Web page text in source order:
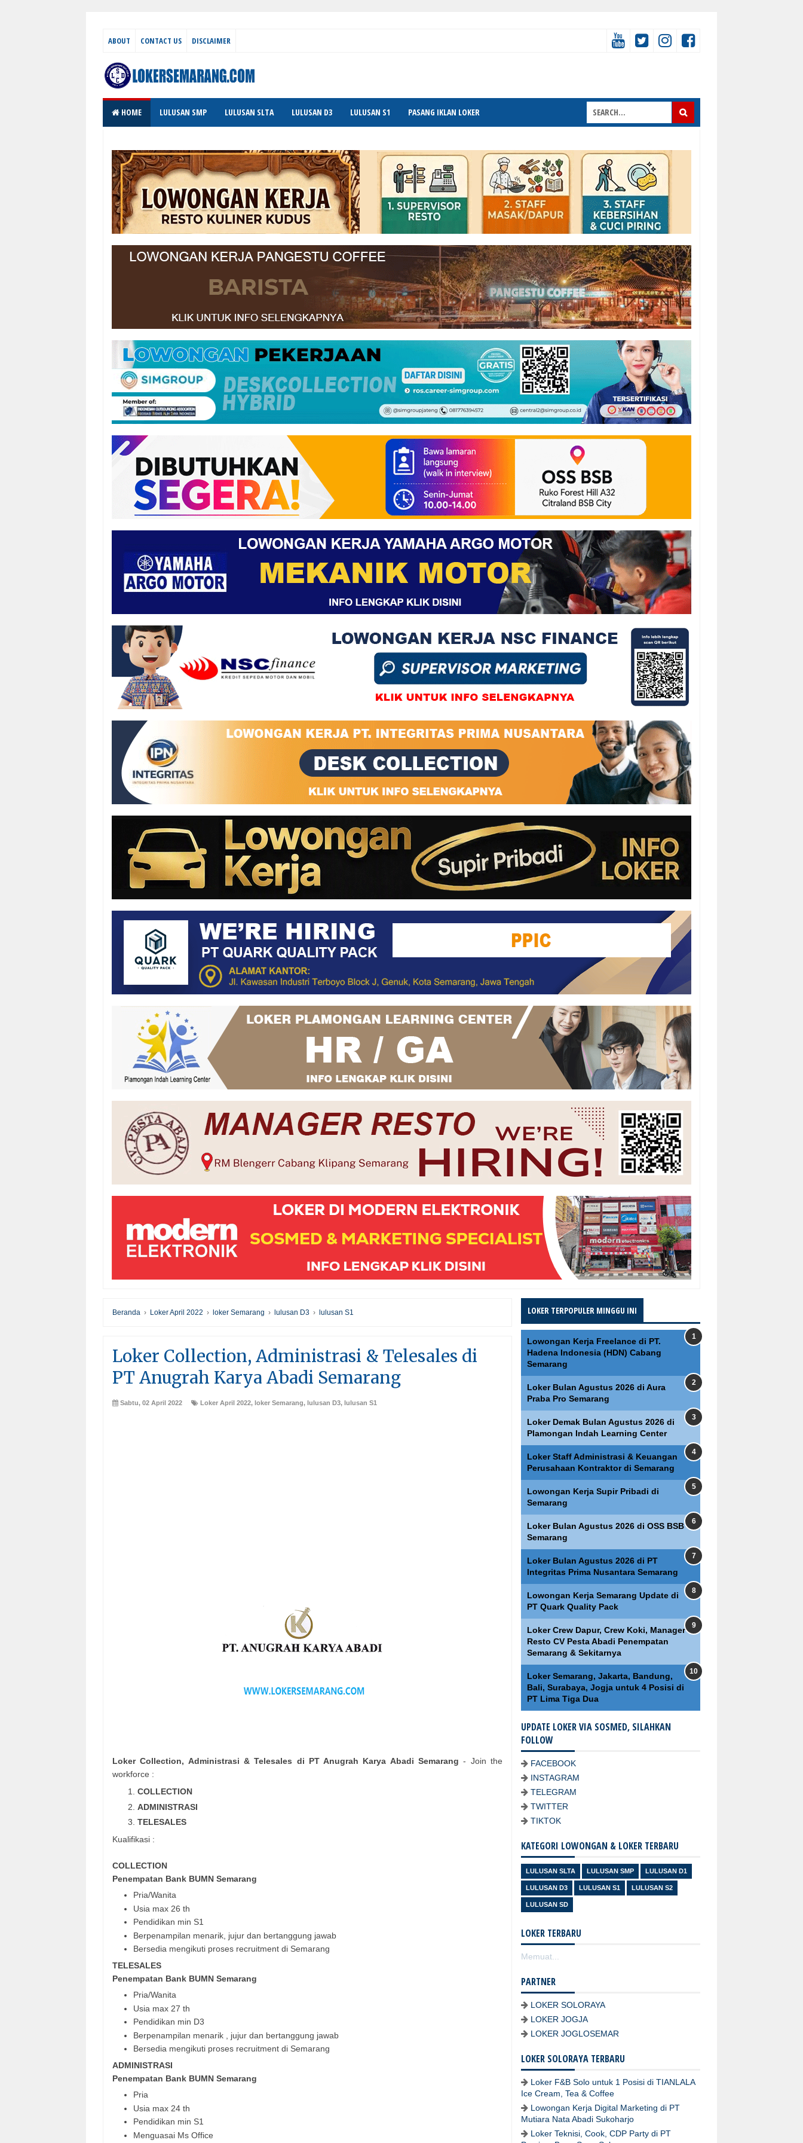
ABOUT CONTACT US DISCLAIMER
HOME LULUSAN SMP LULUSAN SLTA LULUSAN D3 LULUSAN S1 PASANG IKLAN LOKER
Beranda › Loker April 2022 › loker Semarang › lulusan D3 › lulusan S1
Loker Collection, Administrasi & Telesales di
PT Anugrah Karya Abadi Semarang
Sabtu, 02 April 2022 Loker April 2022, loker Semarang, lulusan D3, lulusan S1
Loker Collection, Administrasi & Telesales di PT Anugrah Karya Abadi Semarang - Join the
workforce :
COLLECTION
ADMINISTRASI
TELESALES
Kualifikasi :
COLLECTION
Penempatan Bank BUMN Semarang
Pria/Wanita
Usia max 26 th
Pendidikan min S1
Berpenampilan menarik, jujur dan bertanggung jawab
Bersedia mengikuti proses recruitment di Semarang
TELESALES
Penempatan Bank BUMN Semarang
Pria/Wanita
Usia max 27 th
Pendidikan min D3
Berpenampilan menarik , jujur dan bertanggung jawab
Bersedia mengikuti proses recruitment di Semarang
ADMINISTRASI
Penempatan Bank BUMN Semarang
Pria
Usia max 24 th
Pendidikan min S1
Menguasai Ms Office
LOKER TERPOPULER MINGGU INI
Lowongan Kerja Freelance di PT.
Hadena Indonesia (HDN) Cabang
Semarang
Loker Bulan Agustus 2026 di Aura
Praba Pro Semarang
Loker Demak Bulan Agustus 2026 di
Plamongan Indah Learning Center
Loker Staff Administrasi & Keuangan
Perusahaan Kontraktor di Semarang
Lowongan Kerja Supir Pribadi di
Semarang
Loker Bulan Agustus 2026 di OSS BSB
Semarang
Loker Bulan Agustus 2026 di PT
Integritas Prima Nusantara Semarang
Lowongan Kerja Semarang Update di
PT Quark Quality Pack
Loker Crew Dapur, Crew Koki, Manager
Resto CV Pesta Abadi Penempatan
Semarang & Sekitarnya
Loker Semarang, Jakarta, Bandung,
Bali, Surabaya, Jogja untuk 4 Posisi di
PT Lima Tiga Dua
UPDATE LOKER VIA SOSMED, SILAHKAN
FOLLOW
FACEBOOK
INSTAGRAM
TELEGRAM
TWITTER
TIKTOK
KATEGORI LOWONGAN & LOKER TERBARU
LULUSAN SLTA LULUSAN SMP LULUSAN D1
LULUSAN D3 LULUSAN S1 LULUSAN S2
LULUSAN SD
LOKER TERBARU
Memuat...
PARTNER
LOKER SOLORAYA
LOKER JOGJA
LOKER JOGLOSEMAR
LOKER SOLORAYA TERBARU
Loker F&B Solo untuk 1 Posisi di TIANLALA
Ice Cream, Tea & Coffee
Lowongan Kerja Digital Marketing di PT
Mutiara Nata Abadi Sukoharjo
Loker Teknisi, Cook, CDP Party di PT